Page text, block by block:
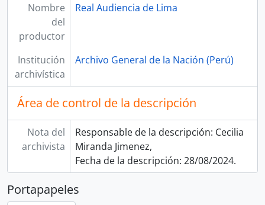
Nombre
del
productor
Real Audiencia de Lima
Institución
archivística
Archivo General de la Nación (Perú)
Área de control de la descripción
Nota del
archivista
Responsable de la descripción: Cecilia
Miranda Jimenez,
Fecha de la descripción: 28/08/2024.
Portapapeles